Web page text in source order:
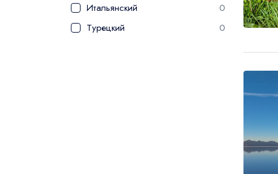
Итальянский
0
Турецкий
0